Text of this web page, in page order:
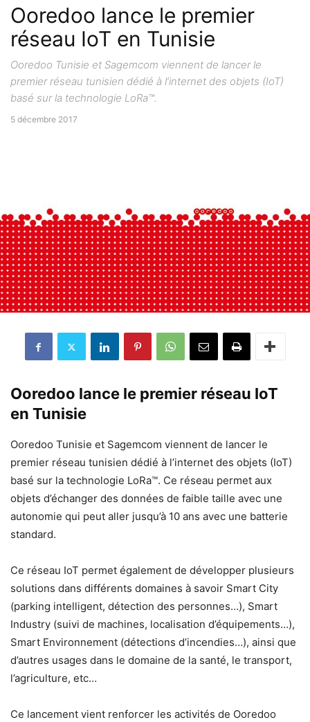
Ooredoo lance le premier
réseau IoT en Tunisie
Ooredoo Tunisie et Sagemcom viennent de lancer le
premier réseau tunisien dédié à l’internet des objets (IoT)
basé sur la technologie LoRa™.
5 décembre 2017
Ooredoo lance le premier réseau IoT
en Tunisie
Ooredoo Tunisie et Sagemcom viennent de lancer le
premier réseau tunisien dédié à l’internet des objets (IoT)
basé sur la technologie LoRa™. Ce réseau permet aux
objets d’échanger des données de faible taille avec une
autonomie qui peut aller jusqu’à 10 ans avec une batterie
standard.
Ce réseau IoT permet également de développer plusieurs
solutions dans différents domaines à savoir Smart City
(parking intelligent, détection des personnes…), Smart
Industry (suivi de machines, localisation d’équipements…),
Smart Environnement (détections d’incendies…), ainsi que
d’autres usages dans le domaine de la santé, le transport,
l’agriculture, etc…
Ce lancement vient renforcer les activités de Ooredoo